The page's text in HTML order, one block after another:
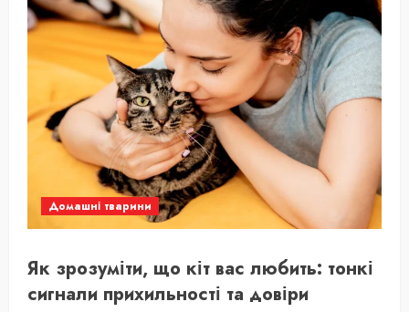
Домашні тварини
Як зрозуміти, що кіт вас любить: тонкі
сигнали прихильності та довіри